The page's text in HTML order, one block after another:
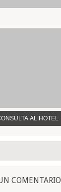
COMENTARIO